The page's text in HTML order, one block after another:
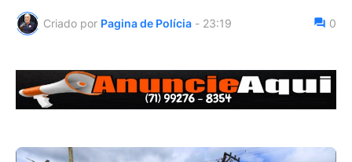
Criado por Pagina de Polícia - 23:19 0